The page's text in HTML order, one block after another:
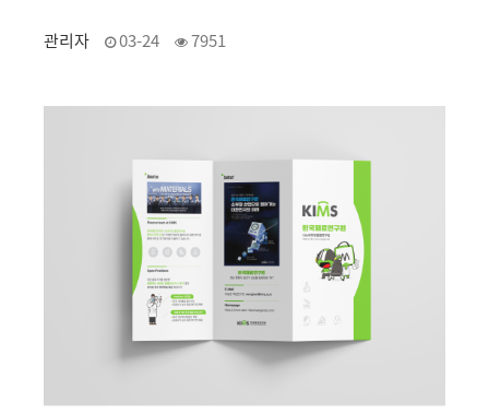
관리자 03-24 7951